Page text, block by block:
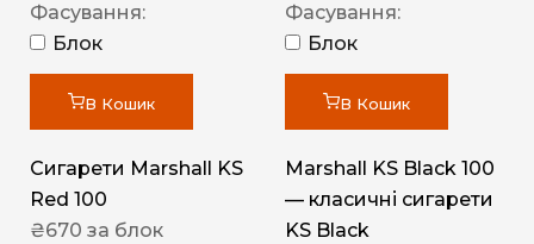
Фасування:
Блок
В Кошик
Сигарети Marshall KS
Red 100
₴670 за блок
Фасування:
Блок
В Кошик
Marshall KS Black 100
— класичні сигарети
KS Black